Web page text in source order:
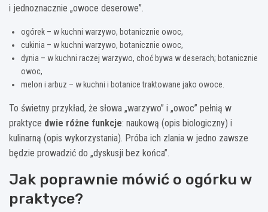
i jednoznacznie „owoce deserowe”.
ogórek – w kuchni warzywo, botanicznie owoc,
cukinia – w kuchni warzywo, botanicznie owoc,
dynia – w kuchni raczej warzywo, choć bywa w deserach; botanicznie
owoc,
melon i arbuz – w kuchni i botanice traktowane jako owoce.
To świetny przykład, że słowa „warzywo” i „owoc” pełnią w
praktyce dwie różne funkcje: naukową (opis biologiczny) i
kulinarną (opis wykorzystania). Próba ich zlania w jedno zawsze
będzie prowadzić do „dyskusji bez końca”.
Jak poprawnie mówić o ogórku w
praktyce?